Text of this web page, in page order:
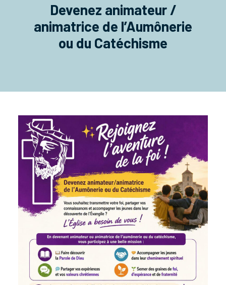
Devenez animateur /
animatrice de l’Aumônerie
ou du Catéchisme